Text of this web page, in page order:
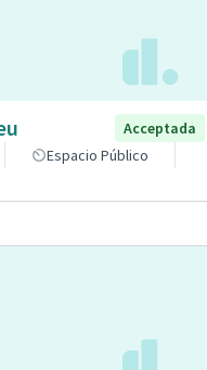
Acceptada
Espacio Público